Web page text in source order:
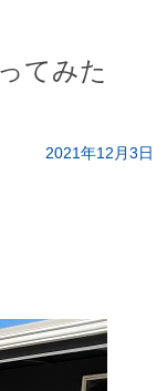
てみた
2021年12月3日